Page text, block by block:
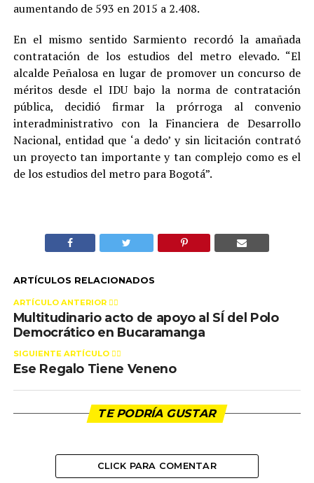
aumentando de 593 en 2015 a 2.408.
En el mismo sentido Sarmiento recordó la amañada
contratación de los estudios del metro elevado. “El
alcalde Peñalosa en lugar de promover un concurso de
méritos desde el IDU bajo la norma de contratación
pública, decidió firmar la prórroga al convenio
interadministrativo con la Financiera de Desarrollo
Nacional, entidad que ‘a dedo’ y sin licitación contrató
un proyecto tan importante y tan complejo como es el
de los estudios del metro para Bogotá”.
ARTÍCULOS RELACIONADOS
ARTÍCULO ANTERIOR 👉🏻
Multitudinario acto de apoyo al SÍ del Polo
Democrático en Bucaramanga
SIGUIENTE ARTÍCULO 👈🏻
Ese Regalo Tiene Veneno
TE PODRÍA GUSTAR
CLICK PARA COMENTAR